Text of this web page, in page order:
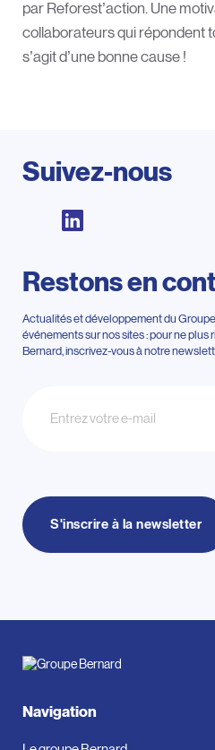
par Reforest’action. Une
collaborateurs qui répondent
s’agit d’une bonne cause !
Suivez-nous
Restons en
Actualités et développement du
événements sur nos sites : pour ne
Bernard, inscrivez-vous à notre
S'inscrire à la newsletter
Navigation